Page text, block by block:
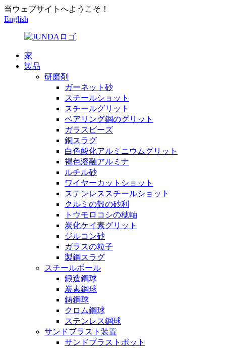
当ウェブサイトへようこそ！
English
家
製品
研磨剤
ガーネット砂
スチールショット
スチールグリット
ベアリング鋼のグリット
ガラスビーズ
銅スラグ
白色酸化アルミニウムグリット
褐色溶融アルミナ
ルチル砂
ワイヤーカットショット
ステンレススチールショット
クルミの殻の砂利
トウモロコシの穂軸
炭化ケイ素グリット
ジルコン砂
ガラスの粒子
製鋼スラグ
スチールボール
鍛造鋼球
炭素鋼球
鋳鋼球
クロム鋼球
ステンレス鋼球
サンドブラスト装置
サンドブラストポット